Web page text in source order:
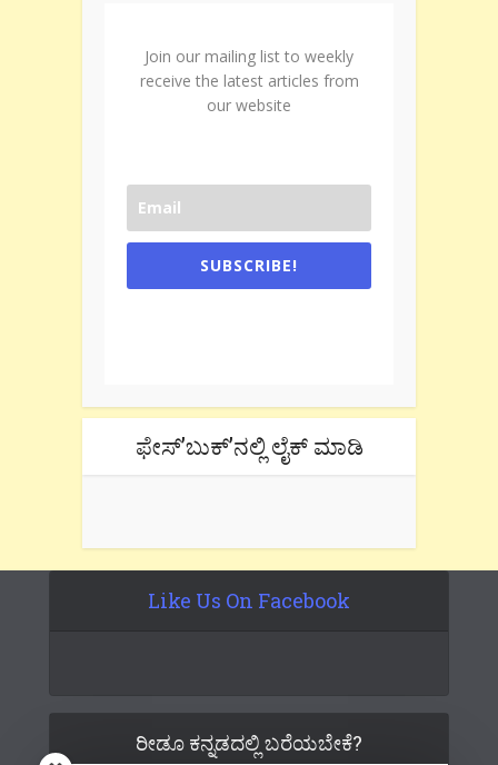
Join our mailing list to weekly
receive the latest articles from
our website
SUBSCRIBE!
ಫೇಸ್’ಬುಕ್’ನಲ್ಲಿ ಲೈಕ್ ಮಾಡಿ
Like Us On Facebook
ರೀಡೂ ಕನ್ನಡದಲ್ಲಿ ಬರೆಯಬೇಕೆ?